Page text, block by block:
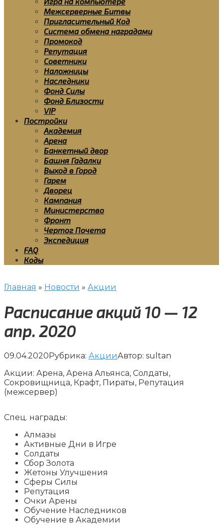
Межсерверные Битвы
Пригласительный Код
Система обмена наградами
Промокод
Репутация
Советники
Наложницы
Наследники
Фонд Силы
Фонд Близости
VIP
Постройки
Академия
Арена
Банкетный двор
Башня Гадалки
Выход в Город
Гарем
Дворец
Кампания
Министерство
Фронт
Чертог Почета
Экспедиция
FAQ
Коды
Главная » Новости » Акции
Расписание акций 10 — 12
апр. 2020
09.04.2020Рубрика: АкцииАвтор: sultan
Акции: Арена, Арена Альянса, Солдаты,
Сокровищница, Крафт, Пираты, Репутация
(межсервер)
Спец. награды:
Алмазы
Активные Дни в Игре
Солдаты
Сбор Золота
Жетоны Улучшения
Сферы Силы
Репутация
Очки Арены
Обучение Наследников
Обучение в Академии